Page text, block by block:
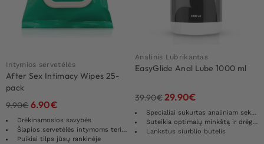
Intymios servetėlės
After Sex Intimacy Wipes 25-
pack
9.90€6.90€
Drėkinamosios savybės
Šlapios servetėlės ​​intymoms teritorijoms
Puikiai tilps jūsų rankinėje
Analinis Lubrikantas
EasyGlide Anal Lube 1000 ml
39.90€29.90€
Specialiai sukurtas analiniam seksui
Suteikia optimalų minkštą ir drėgną jausmą
Lankstus siurblio butelis